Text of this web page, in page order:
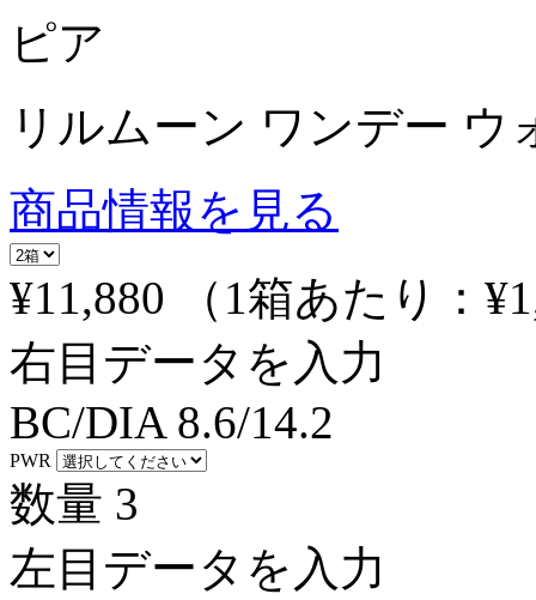
ピア
リルムーン ワンデー ウ
商品情報を見る
¥11,880
（1箱あたり：
右目データを入力
BC/DIA 8.6/14.2
PWR
数量 3
左目データを入力